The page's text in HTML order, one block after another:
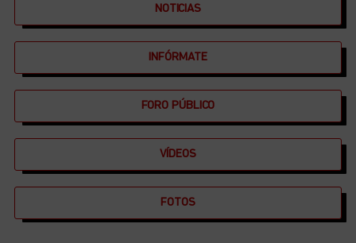
NOTICIAS
INFÓRMATE
FORO PÚBLICO
VÍDEOS
FOTOS